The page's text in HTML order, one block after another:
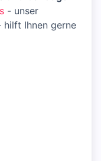
- unser
Ihnen gerne